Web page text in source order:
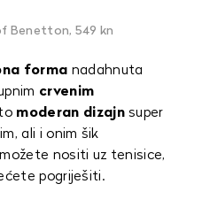
Benetton, 549 kn
forma nadahnuta
crvenim
moderan dizajnsuper
ali i onim šik
nositi uz tenisice,
pogriješiti.